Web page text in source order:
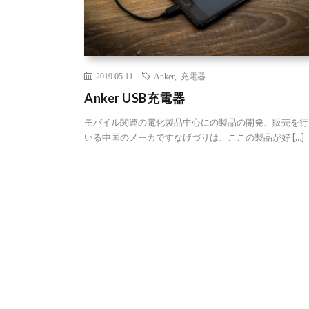
2019.05.11 Anker 充電器
Anker USB充電器
モバイル関連の電化製品中心にの製品の開発、販売を
いる中国のメーカですなげづりは、ここの製品が好 […]